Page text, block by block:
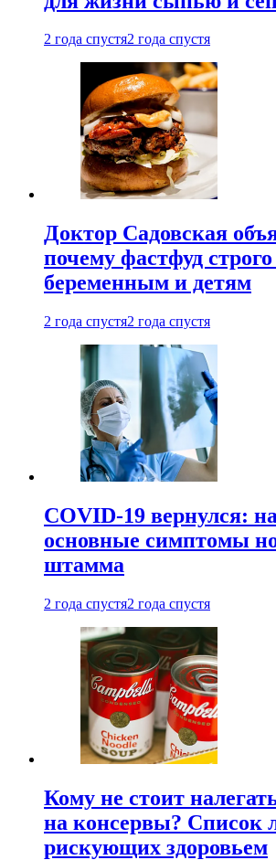
2 года спустя2 года спустя
Доктор Садовская
почему фастфуд
беременным и детям
2 года спустя2 года спустя
COVID-19 вернулся:
основные симптомы
штамма
2 года спустя2 года спустя
Кому не стоит
на консервы? Список
рискующих здоровьем